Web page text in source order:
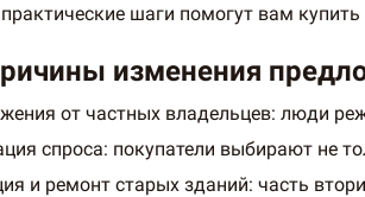
шаги помогут вам
изменения
от частных владельцев: люди
спроса: покупатели выбирают не
и ремонт старых зданий: часть